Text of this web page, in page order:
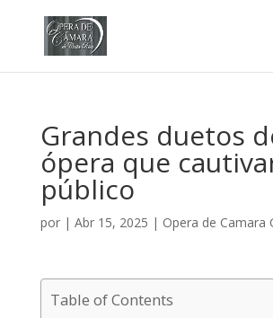
Grandes duetos
ópera que
público
por | Abr 15, 2025 | Opera de Camara
Table of Contents